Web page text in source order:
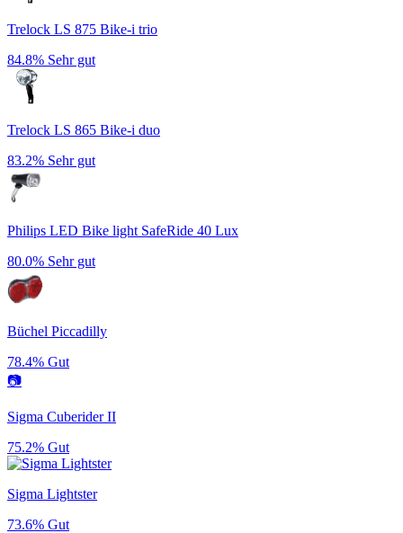
Trelock LS 875 Bike-i trio
84.8% Sehr gut
Trelock LS 865 Bike-i duo
83.2% Sehr gut
Philips LED Bike light SafeRide 40 Lux
80.0% Sehr gut
Büchel Piccadilly
78.4% Gut
📷
Sigma Cuberider II
75.2% Gut
Sigma Lightster
73.6% Gut